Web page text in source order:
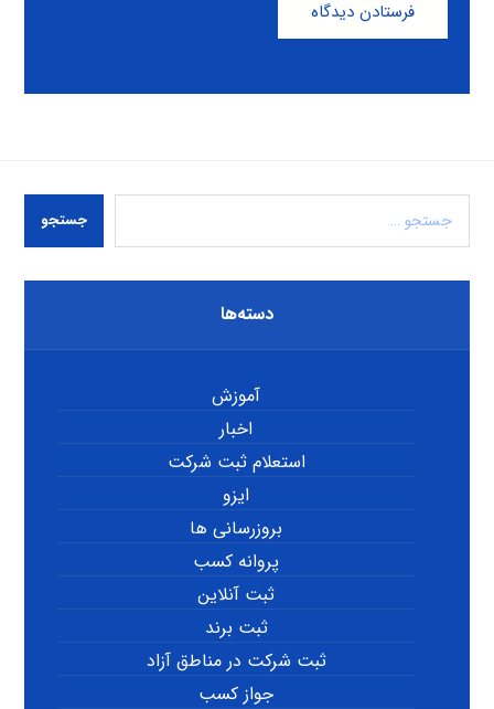
فرستادن دیدگاه
جستجو
دسته‌ها
آموزش
اخبار
استعلام ثبت شرکت
ایزو
بروزرسانی ها
پروانه کسب
ثبت آنلاین
ثبت برند
ثبت شرکت در مناطق آزاد
جواز کسب